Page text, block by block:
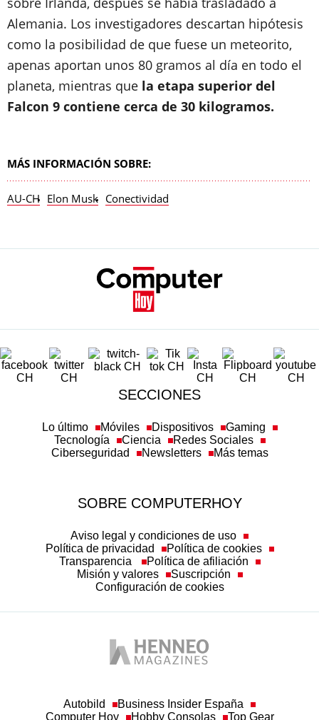
Alemania. Los investigadores descartan hipótesis
como la posibilidad de que fuese un meteorito,
apenas aportan unos 80 gramos al día en todo el
planeta, mientras que la etapa superior del
Falcon 9 contiene cerca de 30 kilogramos.
MÁS INFORMACIÓN SOBRE:
AU-CH Elon Musk Conectividad
SECCIONES
Lo último Móviles Dispositivos
Gaming
Tecnología
Ciencia
Redes Sociales
Ciberseguridad
Newsletters Más temas
SOBRE COMPUTERHOY
Aviso legal y condiciones de uso
Política de privacidad
Política de cookies
Transparencia
Política de afiliación
Misión y valores
Suscripción
Configuración de cookies
Autobild
Business Insider España
Computer Hoy
Hobby Consolas Top Gear